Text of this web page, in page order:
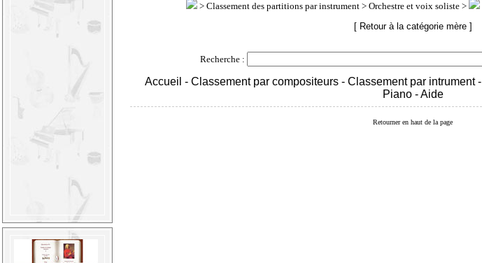
> Classement des partitions par instrument > Orchestre et voix soliste >
[ Retour à la catégorie mère ]
Recherche :
Accueil - Classement par compositeurs - Classement par intrument-
Piano-Aide
Retourner en haut de la page